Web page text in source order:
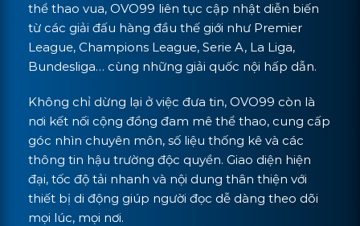
thể thao vua, OVO99 liên tục cập nhật diễn biến
từ các giải đấu hàng đầu thế giới như Premier
League, Champions League, Serie A, La Liga,
Bundesliga… cùng những giải quốc nội hấp dẫn.
Không chỉ dừng lại ở việc đưa tin, OVO99 còn là
nơi kết nối cộng đồng đam mê thể thao, cung cấp
góc nhìn chuyên môn, số liệu thống kê và các
thông tin hậu trường độc quyền. Giao diện hiện
đại, tốc độ tải nhanh và nội dung thân thiện với
thiết bị di động giúp người đọc dễ dàng theo dõi
mọi lúc, mọi nơi.